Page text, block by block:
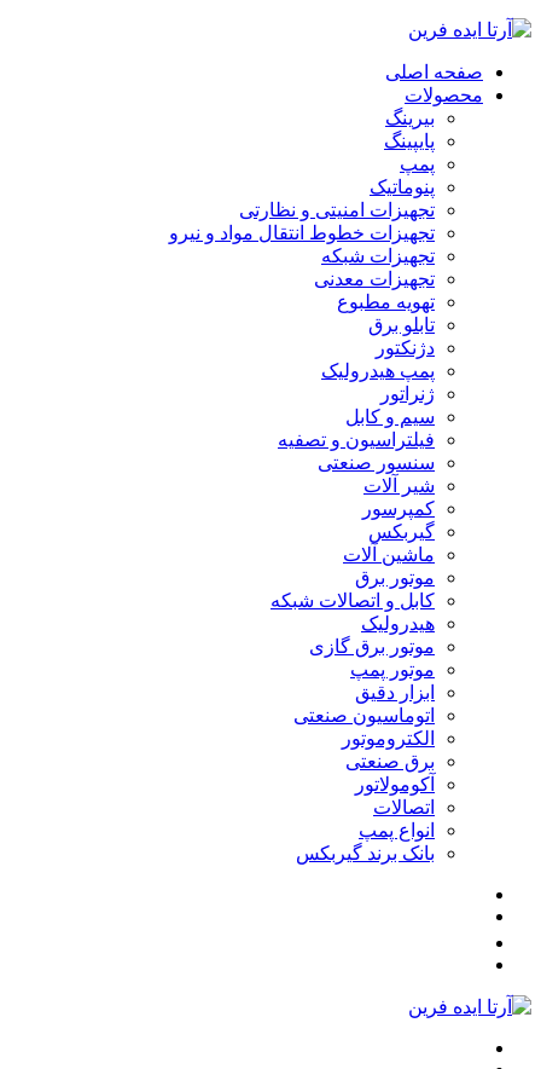
صفحه اصلی
محصولات
بیرینگ
پایپینگ
پمپ
پنوماتیک
تجهیزات امنیتی و نظارتی
تجهیزات خطوط انتقال مواد و نیرو
تجهیزات شبکه
تجهیزات معدنی
تهویه مطبوع
تابلو برق
دژنکتور
پمپ هیدرولیک
ژنراتور
سیم و کابل
فیلتراسیون و تصفیه
سنسور صنعتی
شیر آلات
کمپرسور
گیربکس
ماشین آلات
موتور برق
کابل و اتصالات شبکه
هیدرولیک
موتور برق گازی
موتور پمپ
ابزار دقیق
اتوماسیون صنعتی
الکتروموتور
برق صنعتی
آکومولاتور
اتصالات
انواع پمپ
بانک برند گیربکس